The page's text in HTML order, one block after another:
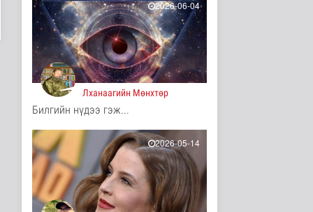
14 цаг 28 минутын өмнө
ЦАГ АГААР:
Улаанбаатарт шөнөдөө
17 хэм дулаан
Байгаль орчин
15 цаг 33 минутын өмнө
COP17-ын зочид,
250 орчим ж..
Нийгэм
16 цаг 54 минутын өмнө
Шатахууны нөөцийг
нэмэгдүүлэх,
доголдлыг арилгах..
2026-06-04
Лханаагийн Мөнхтөр
Билгийн нүдээ гэж...
2026-05-14